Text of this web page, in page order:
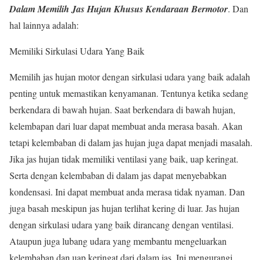
Dalam Memilih Jas Hujan Khusus Kendaraan Bermotor. Dan
hal lainnya adalah:
Memiliki Sirkulasi Udara Yang Baik
Memilih jas hujan motor dengan sirkulasi udara yang baik adalah
penting untuk memastikan kenyamanan. Tentunya ketika sedang
berkendara di bawah hujan. Saat berkendara di bawah hujan,
kelembapan dari luar dapat membuat anda merasa basah. Akan
tetapi kelembaban di dalam jas hujan juga dapat menjadi masalah.
Jika jas hujan tidak memiliki ventilasi yang baik, uap keringat.
Serta dengan kelembaban di dalam jas dapat menyebabkan
kondensasi. Ini dapat membuat anda merasa tidak nyaman. Dan
juga basah meskipun jas hujan terlihat kering di luar. Jas hujan
dengan sirkulasi udara yang baik dirancang dengan ventilasi.
Ataupun juga lubang udara yang membantu mengeluarkan
kelembaban dan uap keringat dari dalam jas. Ini mengurangi